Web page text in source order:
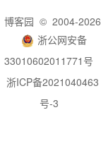
博客园 © 2004-2026
浙公网安备
33010602011771号
浙ICP备2021040463
号-3